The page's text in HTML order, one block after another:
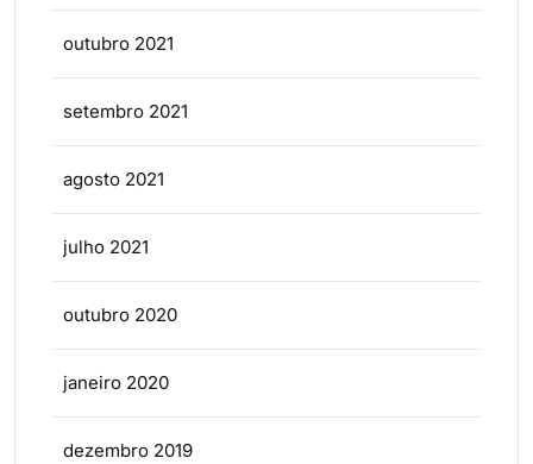
outubro 2021
setembro 2021
agosto 2021
julho 2021
outubro 2020
janeiro 2020
dezembro 2019